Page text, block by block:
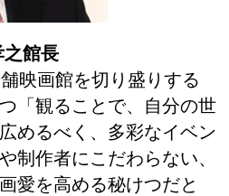
館長
映画館を切り盛りする
「観ることで、自分の世
めるべく、多彩なイベン
制作者にこだわらない、
愛を高める秘けつだと